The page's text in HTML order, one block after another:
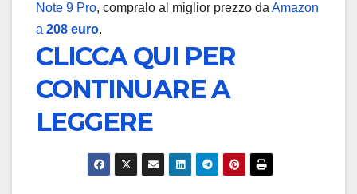
Note 9 Pro, compralo al miglior prezzo daAmazon
a 208 euro.
CLICCA QUI PER
CONTINUARE A
LEGGERE